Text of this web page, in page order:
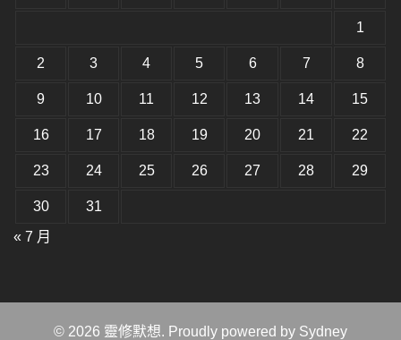
1
2 3 4 5 6 7 8
9 10 11 12 13 14 15
16 17 18 19 20 21 22
23 24 25 26 27 28 29
30
31
« 7 月
© 2026 靈修默想. Proudly powered by Sydney